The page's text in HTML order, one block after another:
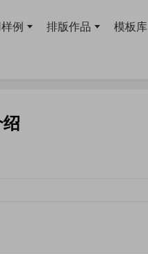
例 排版作品 模板库